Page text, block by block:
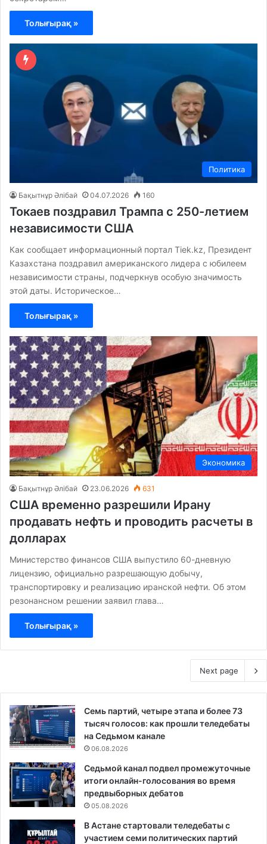
Толығырақ »
Политика
Бақытнұр Әлібай 04.07.2026 160
Токаев поздравил Трампа с 250-летием
независимости США
Как сообщает информационный портал Tiek.kz, Президент
Казахстана поздравил американского лидера с юбилеем
независимости страны, подчеркнув особую значимость
этой даты. Историческое…
Толығырақ »
Экономика
Бақытнұр Әлібай 23.06.2026 631
США временно разрешили Ирану
продавать нефть и проводить расчеты в
долларах
Министерство финансов США выпустило 60-дневную
лицензию, официально разрешающую добычу,
транспортировку и реализацию иранской нефти. Об этом
резонансном решении заявил глава…
Толығырақ »
Next page
Семь партий, четыре этапа и более 73
тысяч голосов: как прошли теледебаты
на Седьмом канале
06.08.2026
Седьмой канал подвел промежуточные
итоги онлайн-голосования во время
предвыборных дебатов
05.08.2026
В Астане стартовали теледебаты с
участием семи политических партий